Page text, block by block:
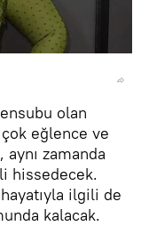
olan
eğlence ve
zamanda
hissedecek.
ilgili de
kalacak.